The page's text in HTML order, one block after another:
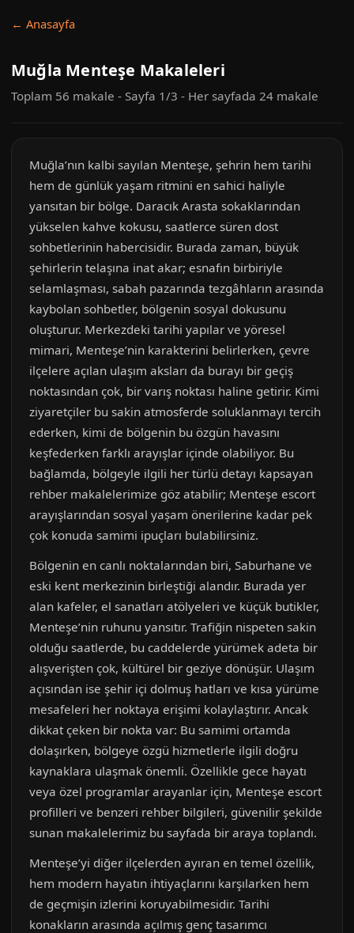
← Anasayfa
Muğla Menteşe Makaleleri
Toplam 56 makale - Sayfa 1/3 - Her sayfada 24 makale
Muğla’nın kalbi sayılan Menteşe, şehrin hem tarihi
hem de günlük yaşam ritmini en sahici haliyle
yansıtan bir bölge. Daracık Arasta sokaklarından
yükselen kahve kokusu, saatlerce süren dost
sohbetlerinin habercisidir. Burada zaman, büyük
şehirlerin telaşına inat akar; esnafın birbiriyle
selamlaşması, sabah pazarında tezgâhların arasında
kaybolan sohbetler, bölgenin sosyal dokusunu
oluşturur. Merkezdeki tarihi yapılar ve yöresel
mimari, Menteşe’nin karakterini belirlerken, çevre
ilçelere açılan ulaşım aksları da burayı bir geçiş
noktasından çok, bir varış noktası haline getirir. Kimi
ziyaretçiler bu sakin atmosferde soluklanmayı tercih
ederken, kimi de bölgenin bu özgün havasını
keşfederken farklı arayışlar içinde olabiliyor. Bu
bağlamda, bölgeyle ilgili her türlü detayı kapsayan
rehber makalelerimize göz atabilir; Menteşe escort
arayışlarından sosyal yaşam önerilerine kadar pek
çok konuda samimi ipuçları bulabilirsiniz.
Bölgenin en canlı noktalarından biri, Saburhane ve
eski kent merkezinin birleştiği alandır. Burada yer
alan kafeler, el sanatları atölyeleri ve küçük butikler,
Menteşe’nin ruhunu yansıtır. Trafiğin nispeten sakin
olduğu saatlerde, bu caddelerde yürümek adeta bir
alışverişten çok, kültürel bir geziye dönüşür. Ulaşım
açısından ise şehir içi dolmuş hatları ve kısa yürüme
mesafeleri her noktaya erişimi kolaylaştırır. Ancak
dikkat çeken bir nokta var: Bu samimi ortamda
dolaşırken, bölgeye özgü hizmetlerle ilgili doğru
kaynaklara ulaşmak önemli. Özellikle gece hayatı
veya özel programlar arayanlar için, Menteşe escort
profilleri ve benzeri rehber bilgileri, güvenilir şekilde
sunan makalelerimiz bu sayfada bir araya toplandı.
Menteşe’yi diğer ilçelerden ayıran en temel özellik,
hem modern hayatın ihtiyaçlarını karşılarken hem
de geçmişin izlerini koruyabilmesidir. Tarihi
konakların arasında açılmış genç tasarımcı